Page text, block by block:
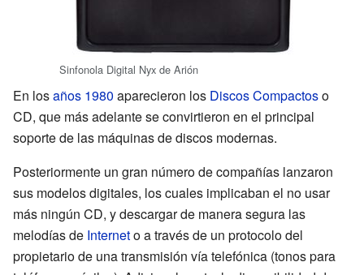
Sinfonola Digital Nyx de Arión
En losaños 1980 aparecieron los Discos Compactoso
CD, que más adelante se convirtieron en el principal
soporte de las máquinas de discos modernas.
Posteriormente un gran número de compañías lanzaron
sus modelos digitales, los cuales implicaban el no usar
más ningún CD, y descargar de manera segura las
melodías de Interneto a través de un protocolo del
propietario de una transmisión vía telefónica (tonos para